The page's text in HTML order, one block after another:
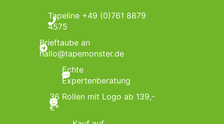
Tapeline +49 (0)761 8879
4575
Brieftaube an
hallo@tapemonster.de
Echte
Expertenberatung
36 Rollen mit Logo ab 139,-
€*